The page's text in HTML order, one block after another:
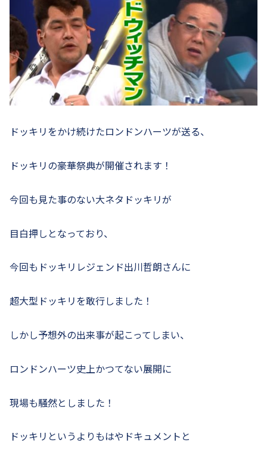
ドッキリをかけ続けたロンドンハーツが送る、
ドッキリの豪華祭典が開催されます！
今回も見た事のない大ネタドッキリが
目白押しとなっており、
今回もドッキリレジェンド出川哲朗さんに
超大型ドッキリを敢行しました！
しかし予想外の出来事が起こってしまい、
ロンドンハーツ史上かつてない展開に
現場も騒然としました！
ドッキリというよりもはやドキュメントと